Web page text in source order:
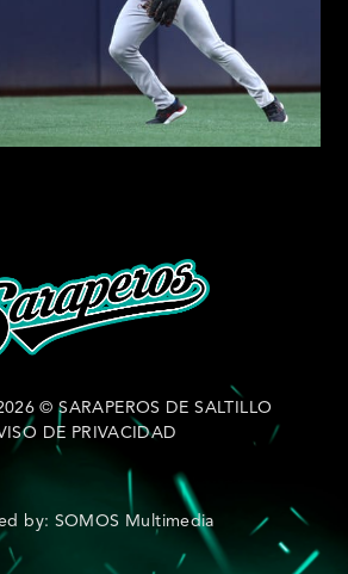
© SARAPEROS DE SALTILLO
DE PRIVACIDAD
by: SOMOS Multimedia